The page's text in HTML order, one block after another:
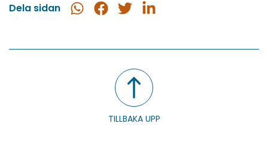
Dela sidan
Dela
Dela
Dela
Dela
TILLBAKA UPP